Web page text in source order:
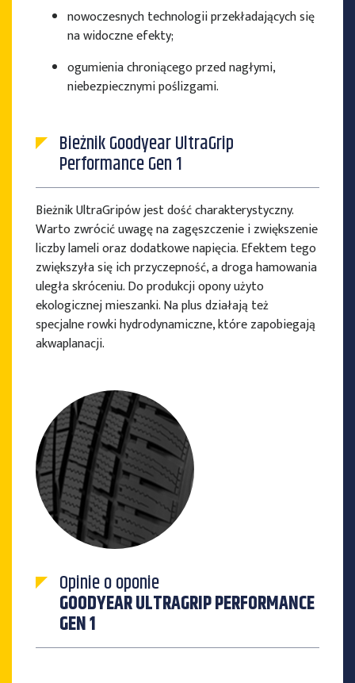
nowoczesnych technologii przekładających się
na widoczne efekty;
ogumienia chroniącego przed nagłymi,
niebezpiecznymi poślizgami.
Bieżnik Goodyear UltraGrip
Performance Gen 1
Bieżnik UltraGripów jest dość charakterystyczny.
Warto zwrócić uwagę na zagęszczenie i zwiększenie
liczby lameli oraz dodatkowe napięcia. Efektem tego
zwiększyła się ich przyczepność, a droga hamowania
uległa skróceniu. Do produkcji opony użyto
ekologicznej mieszanki. Na plus działają też
specjalne rowki hydrodynamiczne, które zapobiegają
akwaplanacji.
Opinie o oponie
GOODYEAR ULTRAGRIP PERFORMANCE
GEN 1